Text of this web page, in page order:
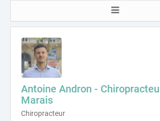
Antoine Andron -
Marais
Chiropracteur